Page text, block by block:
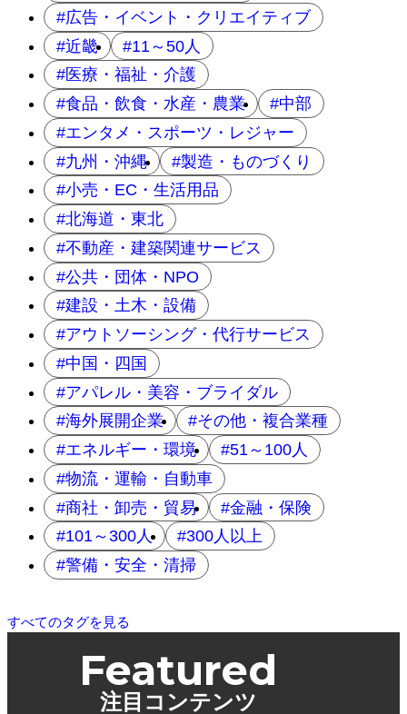
広告・イベント・クリエイティブ
近畿
11～50人
医療・福祉・介護
食品・飲食・水産・農業
中部
エンタメ・スポーツ・レジャー
九州・沖縄
製造・ものづくり
小売・EC・生活用品
北海道・東北
不動産・建築関連サービス
公共・団体・NPO
建設・土木・設備
アウトソーシング・代行サービス
中国・四国
アパレル・美容・ブライダル
海外展開企業
その他・複合業種
エネルギー・環境
51～100人
物流・運輸・自動車
商社・卸売・貿易
金融・保険
101～300人
300人以上
警備・安全・清掃
すべてのタグを見る
Featured
注目コンテンツ